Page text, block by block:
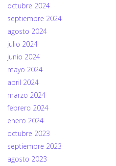
octubre 2024
septiembre 2024
agosto 2024
julio 2024
junio 2024
mayo 2024
abril 2024
marzo 2024
febrero 2024
enero 2024
octubre 2023
septiembre 2023
agosto 2023